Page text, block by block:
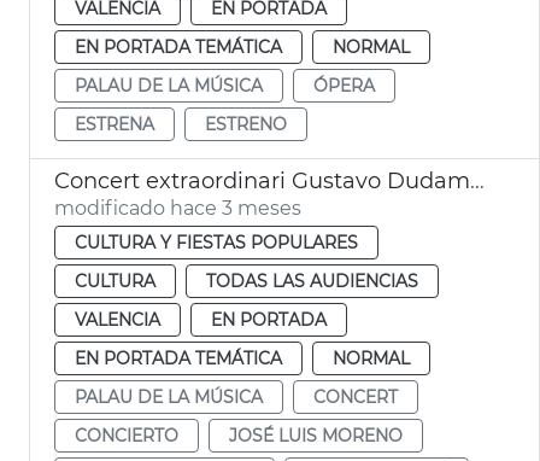
VALENCIA
EN PORTADA
EN PORTADA TEMÁTICA
NORMAL
PALAU DE LA MÚSICA
ÓPERA
ESTRENA
ESTRENO
Concert extraordinari Gustavo Dudamel Palau de la Música de València
modificado hace 3 meses
CULTURA Y FIESTAS POPULARES
CULTURA
TODAS LAS AUDIENCIAS
VALENCIA
EN PORTADA
EN PORTADA TEMÁTICA
NORMAL
PALAU DE LA MÚSICA
CONCERT
CONCIERTO
JOSÉ LUIS MORENO